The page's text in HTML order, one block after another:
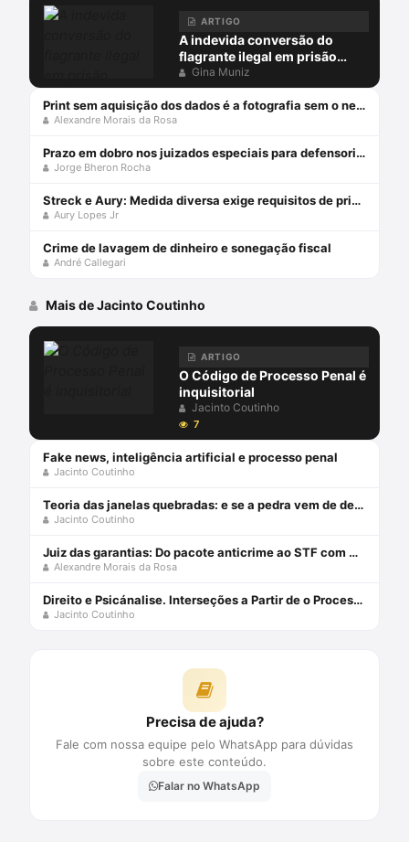
ARTIGO
A indevida conversão do
flagrante ilegal em prisão
preventiva
Gina Muniz
Print sem aquisição dos dados é a fotografia sem o negativo
Alexandre Morais da Rosa
Prazo em dobro nos juizados especiais para defensorias públicas
Jorge Bheron Rocha
Streck e Aury: Medida diversa exige requisitos de prisão!
Aury Lopes Jr
Crime de lavagem de dinheiro e sonegação fiscal
André Callegari
Mais de Jacinto Coutinho
ARTIGO
O Código de Processo Penal é
inquisitorial
Jacinto Coutinho
7
Fake news, inteligência artificial e processo penal
Jacinto Coutinho
Teoria das janelas quebradas: e se a pedra vem de dentro?
Jacinto Coutinho
Juiz das garantias: Do pacote anticrime ao STF com Alexandre Morais da Rosa e Jacinto Coutinho
Alexandre Morais da Rosa
Direito e Psicánalise. Interseções a Partir de o Processo de Kafka Capa comum 1 janeiro 2007
Jacinto Coutinho
Precisa de ajuda?
Fale com nossa equipe pelo WhatsApp para dúvidas
sobre este conteúdo.
Falar no WhatsApp